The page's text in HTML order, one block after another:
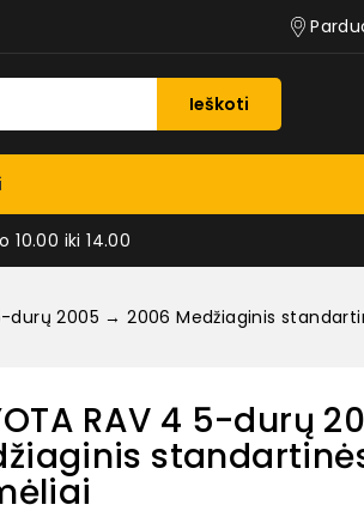
Ieškoti
iki 14.00
durų 2005 → 2006 Medžiaginis
RAV 4 5-durų